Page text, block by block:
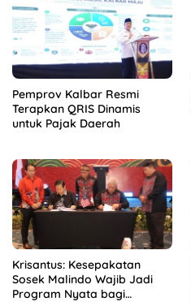
Pemprov Kalbar Resmi
Terapkan QRIS Dinamis
untuk Pajak Daerah
Krisantus: Kesepakatan
Sosek Malindo Wajib Jadi
Program Nyata bagi